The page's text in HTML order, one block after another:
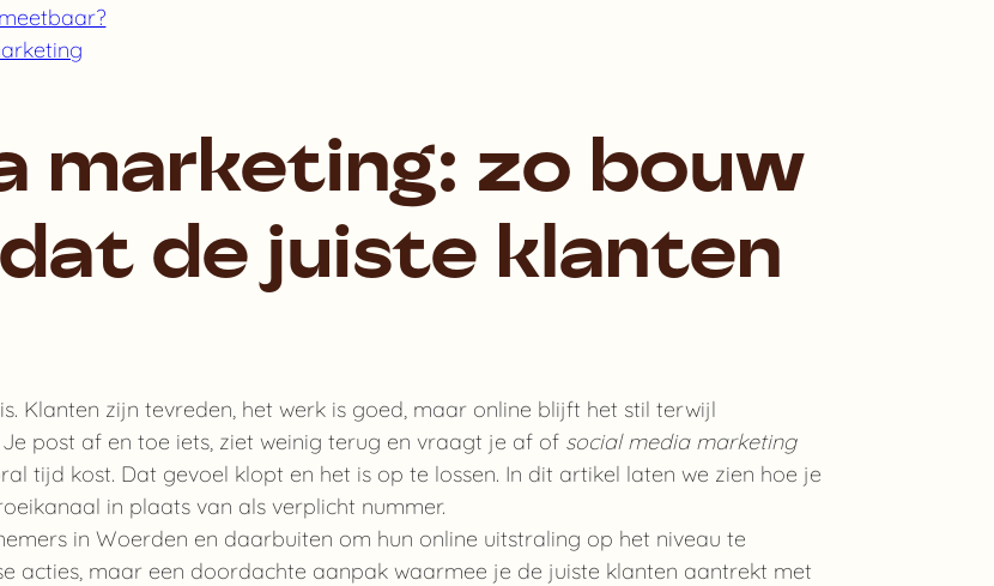
marketing: zo bouw
de juiste klanten
Klanten zijn tevreden, het werk is goed, maar online blijft het stil terwijl
post af en toe iets, ziet weinig terug en vraagt je af of social media marketing
tijd kost. Dat gevoel klopt en het is op te lossen. In dit artikel laten we zien hoe je
in plaats van als verplicht nummer.
in Woerden en daarbuiten om hun online uitstraling op het niveau te
acties, maar een doordachte aanpak waarmee je de juiste klanten aantrekt met